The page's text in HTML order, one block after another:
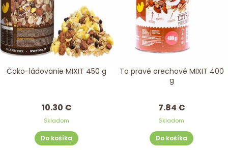
Čoko-ládovanie MIXIT 450 g
10.30 €
Skladom
Do košíka
To pravé orechové MIXIT 400
g
7.84 €
Skladom
Do košíka